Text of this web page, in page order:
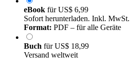
eBook fürUS$ 6,99
Sofort herunterladen. Inkl. MwSt.
Format: PDF – für alle Geräte
Buch fürUS$ 18,99
Versand weltweit